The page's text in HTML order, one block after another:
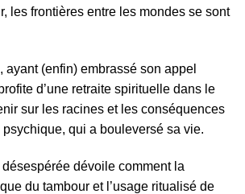
les frontières entre les mondes se sont
ayant (enfin) embrassé son appel
d’une retraite spirituelle dans le
sur les racines et les conséquences
qui a bouleversé sa vie.
désespérée dévoile comment la
du tambour et l’usage ritualisé de